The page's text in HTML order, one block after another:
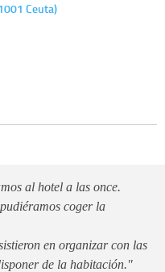
Ceuta)
al hotel a las once.
coger la
en organizar con las
de la habitación."